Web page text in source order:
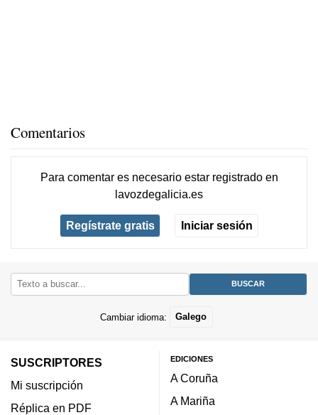
Comentarios
Para comentar es necesario estar registradoen
lavozdegalicia.es
Regístrate gratis Iniciar sesión
Cambiar idioma: Galego
SUSCRIPTORES
Mi suscripción
Réplica en PDF
EDICIONES
A Coruña
A Mariña